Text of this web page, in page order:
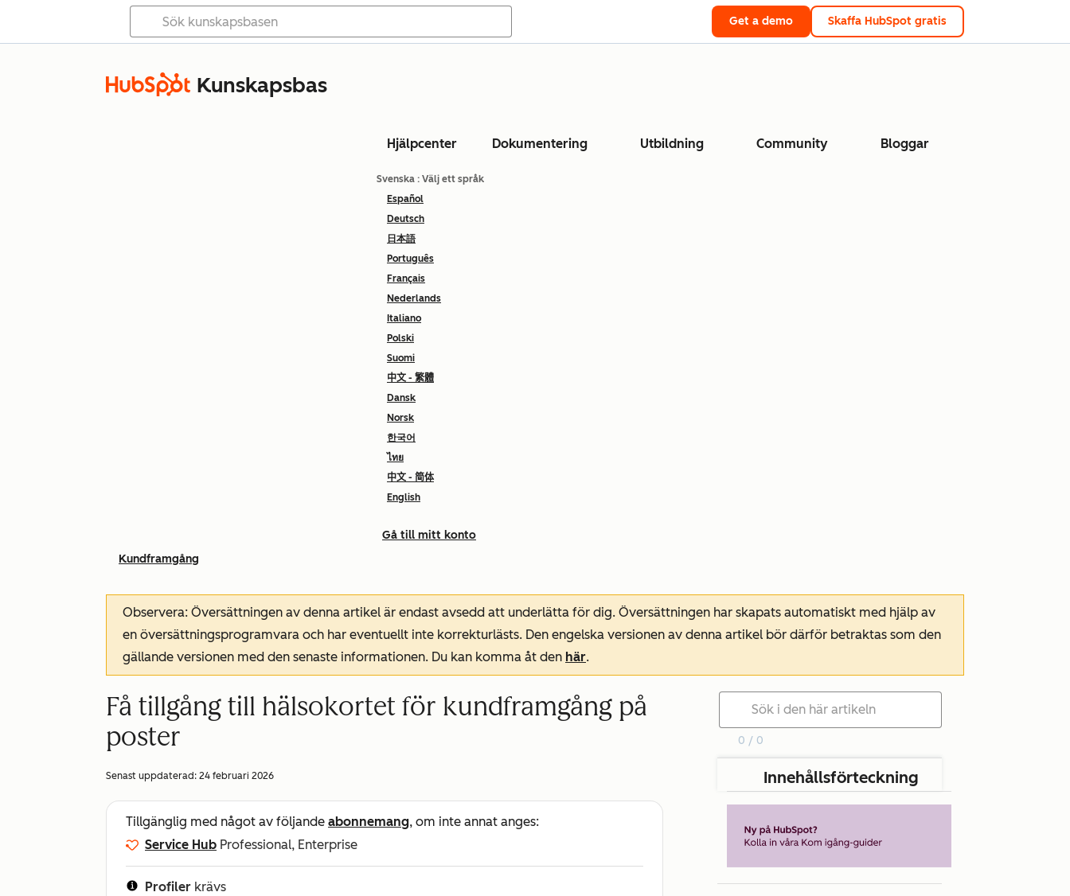
Get a demo Skaffa HubSpot gratis
Kunskapsbas
Hjälpcenter Dokumentering Utbildning Community Bloggar
Svenska : Välj ett språk
Español
Deutsch
日本語
Português
Français
Nederlands
Italiano
Polski
Suomi
中文 - 繁體
Dansk
Norsk
한국어
ไทย
中文 - 简体
English
Gå till mitt konto
Kundframgång
Observera: Översättningen av denna artikel är endast avsedd att underlätta för dig. Översättningen har skapats automatiskt med hjälp av
en översättningsprogramvara och har eventuellt inte korrekturlästs. Den engelska versionen av denna artikel bör därför betraktas som den
gällande versionen med den senaste informationen. Du kan komma åt den här.
Få tillgång till hälsokortet för kundframgång på
poster
Senast uppdaterad: 24 februari 2026
Tillgänglig med något av följande abonnemang, om inte annat anges:
Service Hub Professional, Enterprise
Profiler krävs
0 / 0
Innehållsförteckning